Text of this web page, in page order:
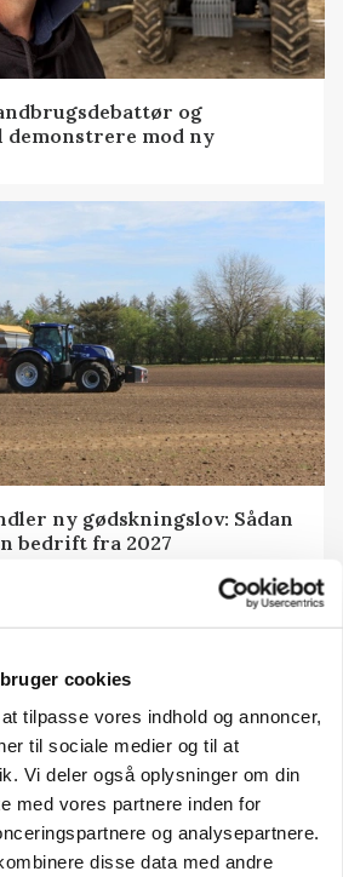
cookies
tilpasse vores indhold og annoncer,
til sociale medier og til at
Vi deler også oplysninger om din
med vores partnere inden for
og analysepartnere.
disse data med andre
og
mod ny
ny gødskningslov: Sådan
bedrift fra 2027
Loading...